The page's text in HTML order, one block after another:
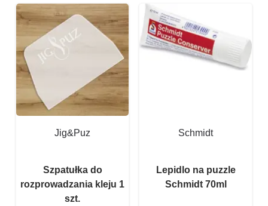
Jig&Puz
Szpatułka do
rozprowadzania kleju 1
szt.
Schmidt
Lepidlo na puzzle
Schmidt 70ml